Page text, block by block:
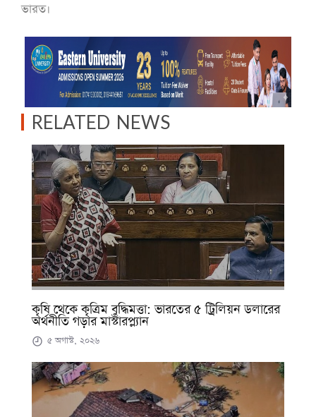
ভারত।
RELATED NEWS
কৃষি থেকে কৃত্রিম বুদ্ধিমত্তা: ভারতের ৫ ট্রিলিয়ন ডলারের
অর্থনীতি গড়ার মাস্টারপ্ল্যান
৫ অগাস্ট, ২০২৬